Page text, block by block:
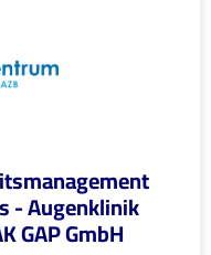
- Augenklinik
GAP GmbH